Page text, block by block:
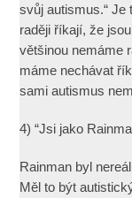
svůj autismus.“ Je
raději říkají, že
většinou nemáme
máme nechávat
sami autismus
4) “Jsi jako
Rainman byl
Měl to být